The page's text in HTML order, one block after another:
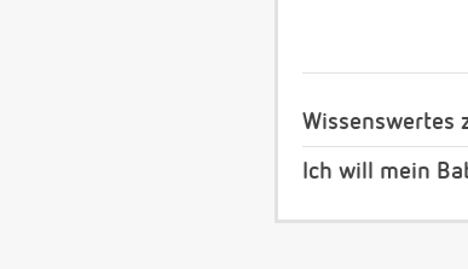
Wissenswertes
Ich will mein